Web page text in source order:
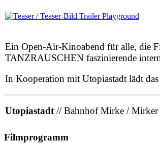
Ein Open-Air-Kinoabend für alle, die
TANZRAUSCHEN faszinierende
In Kooperation mit Utopiastadt lädt
Utopiastadt // Bahnhof Mirke / Mirker
Filmprogramm